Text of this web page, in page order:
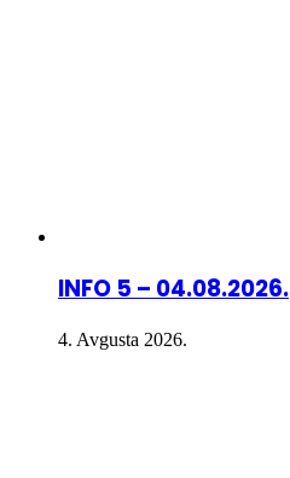
INFO 5 – 04.08.2026.
4. Avgusta 2026.